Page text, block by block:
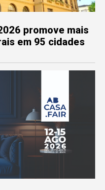
promove mais
em 95 cidades